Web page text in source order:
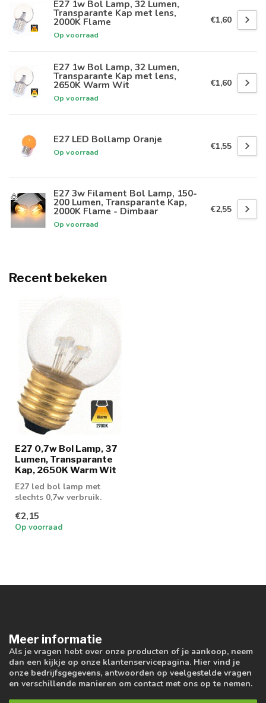
E27 1w Bol Lamp, 32 Lumen,
Transparante Kap met lens,
2000K Flame
Op voorraad
€1,60
E27 1w Bol Lamp, 32 Lumen,
Transparante Kap met lens,
2650K Warm Wit
Op voorraad
€1,60
E27 LED Bollamp Oranje
Op voorraad
€1,55
E27 3w Filament Bol Lamp, 150-
200 Lumen, Transparante Kap,
2000K Flame - Dimbaar
Op voorraad
€2,55
Recent bekeken
E27 0,7w Bol Lamp, 37
Lumen, Transparante
Kap, 2650K Warm Wit
E27 led bol lamp met
slechts 0,7w verbruik.
sfeerlamp ...
€2,15
Op voorraad
Meer informatie
Als je vragen hebt over onze producten of je aankoop, neem
dan een kijkje op onze klantenservicepagina. Hier vind je
onze bedrijfsgegevens, antwoorden op veelgestelde vragen
en verschillende manieren om contact met ons op te nemen.